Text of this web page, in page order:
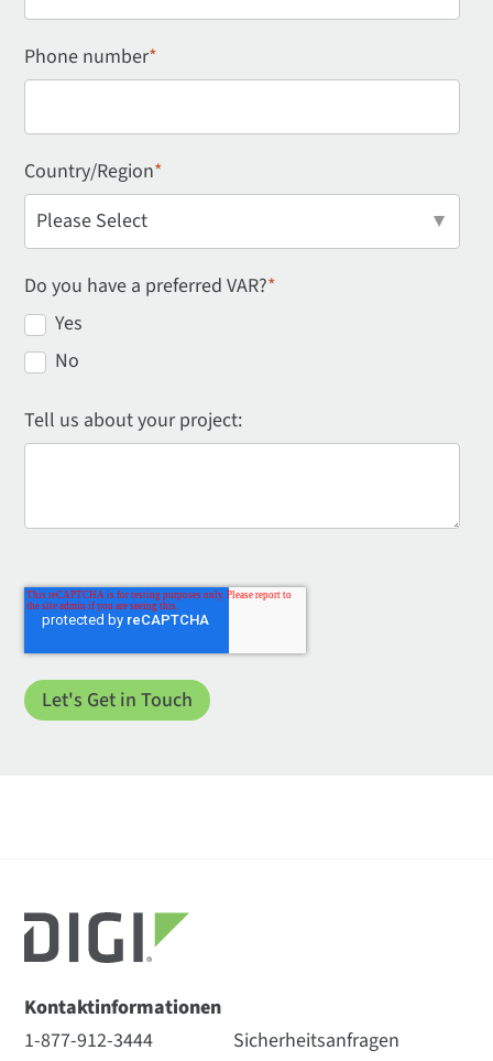
Phone number*
Country/Region*
Do you have a preferred VAR?*
Yes
No
Tell us about your project:
Kontaktinformationen
1-877-912-3444
Sicherheitsanfragen